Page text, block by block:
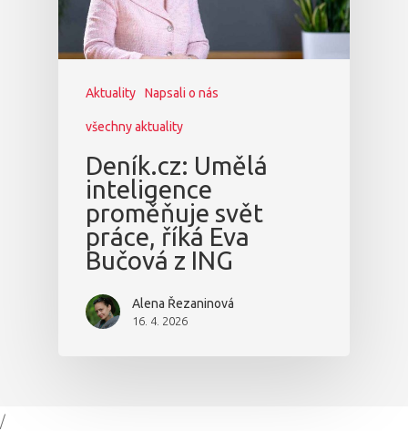
Aktuality Napsali o nás
všechny aktuality
Deník.cz: Umělá
inteligence
proměňuje svět
práce, říká Eva
Bučová z ING
Alena Řezaninová
16. 4. 2026
/